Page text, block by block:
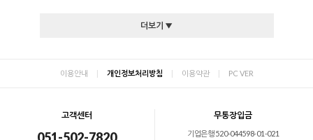
더보기 ▼
이용안내 | 개인정보처리방침 | 이용약관 | PC VER
고객센터 무통장입금
기업은행 520-044598-01-021